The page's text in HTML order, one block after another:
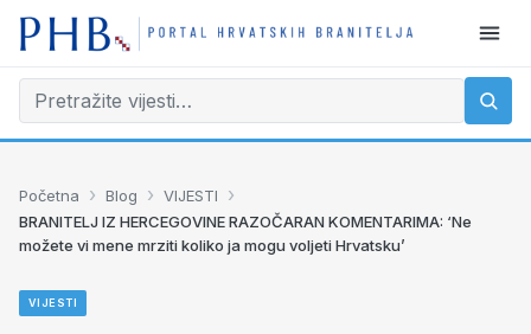
Početna › Blog › VIJESTI ›
BRANITELJ IZ HERCEGOVINE RAZOČARAN KOMENTARIMA: ‘Ne
možete vi mene mrziti koliko ja mogu voljeti Hrvatsku’
VIJESTI